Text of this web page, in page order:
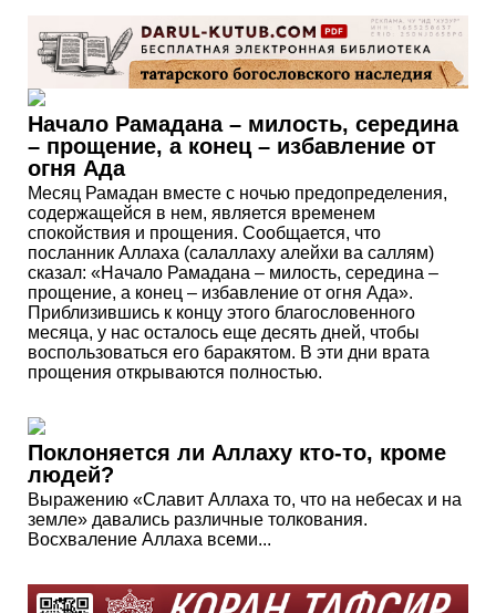
Начало Рамадана – милость, середина
– прощение, а конец – избавление от
огня Ада
Месяц Рамадан вместе с ночью предопределения,
содержащейся в нем, является временем
спокойствия и прощения. Сообщается, что
посланник Аллаха (салаллаху алейхи ва саллям)
сказал: «Начало Рамадана – милость, середина –
прощение, а конец – избавление от огня Ада».
Приблизившись к концу этого благословенного
месяца, у нас осталось еще десять дней, чтобы
воспользоваться его баракятом. В эти дни врата
прощения открываются полностью.
Поклоняется ли Аллаху кто-то, кроме
людей?
Выражению «Славит Аллаха то, что на небесах и на
земле» давались различные толкования.
Восхваление Аллаха всеми...